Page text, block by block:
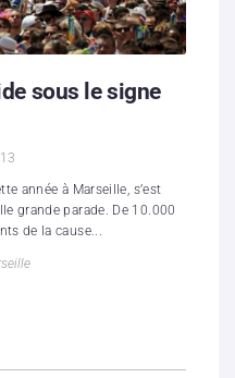
sous le signe
année à Marseille, s’est
grande parade. De 10.000
de la cause...